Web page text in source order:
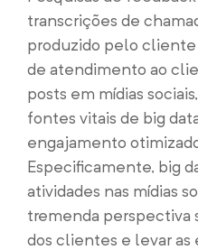
transcrições de
produzido pelo
de atendimento ao
posts em mídias
fontes vitais de big
engajamento
Especificamente, big
atividades nas mídias
tremenda perspectiva
dos clientes e levar as